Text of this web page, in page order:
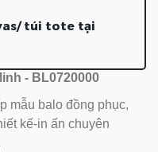
túi tote tại
- BL0720000
mẫu balo đồng phục,
kế-in ấn chuyên